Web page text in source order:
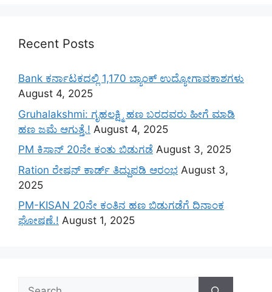
Recent Posts
Bank ಕರ್ನಾಟಕದಲ್ಲಿ 1,170 ಬ್ಯಾಂಕ್ ಉದ್ಯೋಗಾವಕಾಶಗಳು
August 4, 2025
Gruhalakshmi: ಗೃಹಲಕ್ಷ್ಮಿ ಹಣ ಬರದವರು ಹೀಗೆ ಮಾಡಿ
ಹಣ ಜಮೆ‌ ಆಗುತ್ತೆ.! August 4, 2025
PM ಕಿಸಾನ್ 20ನೇ ಕಂತು ಬಿಡುಗಡೆ August 3, 2025
Ration ರೇಷನ್ ಕಾರ್ಡ್ ತಿದ್ದುಪಡಿ ಆರಂಭ August 3,
2025
PM-KISAN 20ನೇ ಕಂತಿನ ಹಣ ಬಿಡುಗಡೆಗೆ ದಿನಾಂಕ
ಘೋಷಣೆ.! August 1, 2025
Search